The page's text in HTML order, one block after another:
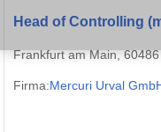
Head of Controlling
Frankfurt am Main, 60486
Firma:Mercuri Urval